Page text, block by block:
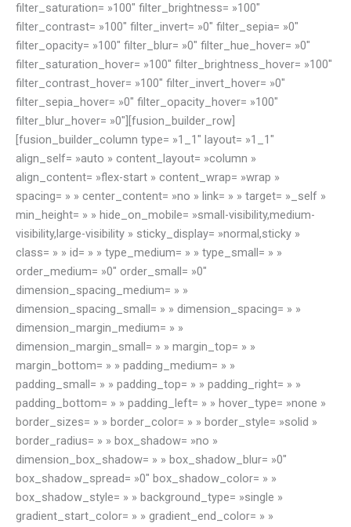
filter_saturation= »100″ filter_brightness= »100″
filter_contrast= »100″ filter_invert= »0″ filter_sepia= »0″
filter_opacity= »100″ filter_blur= »0″ filter_hue_hover= »0″
filter_saturation_hover= »100″ filter_brightness_hover= »100″
filter_contrast_hover= »100″ filter_invert_hover= »0″
filter_sepia_hover= »0″ filter_opacity_hover= »100″
filter_blur_hover= »0″][fusion_builder_row]
[fusion_builder_column type= »1_1″ layout= »1_1″
align_self= »auto » content_layout= »column »
align_content= »flex-start » content_wrap= »wrap »
spacing= » » center_content= »no » link= » » target= »_self »
min_height= » » hide_on_mobile= »small-visibility,medium-
visibility,large-visibility » sticky_display= »normal,sticky »
class= » » id= » » type_medium= » » type_small= » »
order_medium= »0″ order_small= »0″
dimension_spacing_medium= » »
dimension_spacing_small= » » dimension_spacing= » »
dimension_margin_medium= » »
dimension_margin_small= » » margin_top= » »
margin_bottom= » » padding_medium= » »
padding_small= » » padding_top= » » padding_right= » »
padding_bottom= » » padding_left= » » hover_type= »none »
border_sizes= » » border_color= » » border_style= »solid »
border_radius= » » box_shadow= »no »
dimension_box_shadow= » » box_shadow_blur= »0″
box_shadow_spread= »0″ box_shadow_color= » »
box_shadow_style= » » background_type= »single »
gradient_start_color= » » gradient_end_color= » »